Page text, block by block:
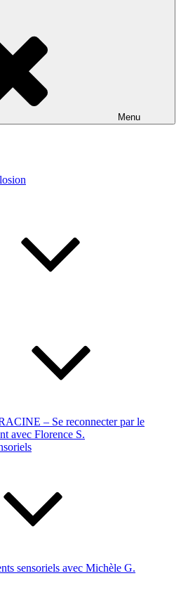
Menu
– Se reconnecter par le
avec Florence S.
sensoriels avec Michèle G.